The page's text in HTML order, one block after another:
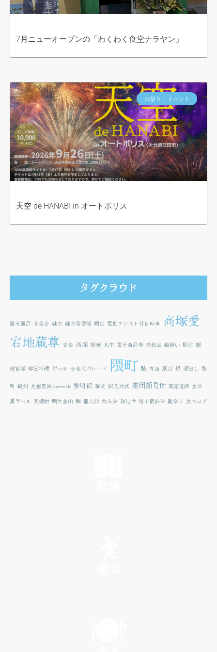
7月ニューオープンの「わくわく食堂ナラヤン」
お祭り・イベント
天空 de HANABI in オートポリス
タグクラウド
露天風呂 音楽会 魅力 魅力発信隊 鯛生 電動アシスト付自転車 高塚愛
宕地蔵尊 音楽 高塚 順延 鳥市 電子商品券 高校生 鵜飼い 駅前 雛
鼓笛隊 韓国料理 餅つき 音楽大パレード 隈町 鮎 青空 駅近 麺 顔出し 黎
明 鵜飼 食感農園KazetoNe 黎明館 雑貨 駅長対抗 集団顔見世 高速道路 食堂
黒ラベル 麦焼酎 鯛生金山 鯛 雛人形 飲み会 顔見世 電子宿泊券 雛祭り 食べログ